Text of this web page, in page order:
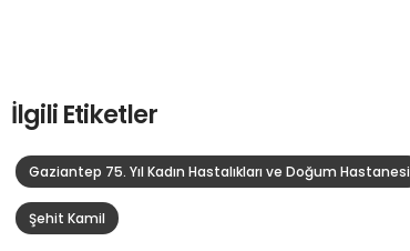
İlgili Etiketler
Gaziantep 75. Yıl Kadın Hastalıkları ve Doğum Hastanesi
Şehit Kamil